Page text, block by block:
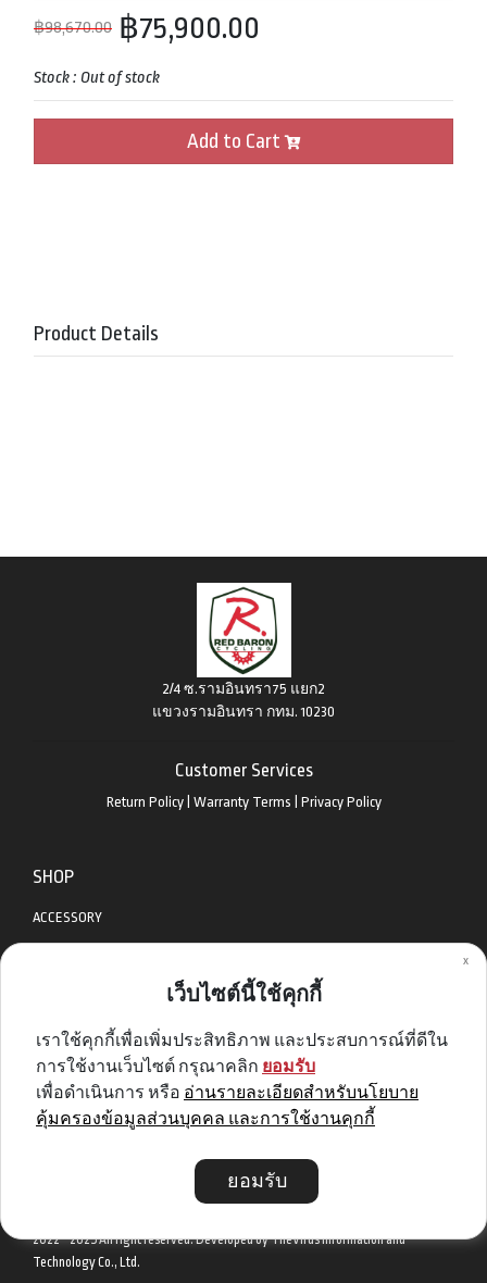
x
เว็บไซต์นี้ใช้คุกกี้
เราใช้คุกกี้เพื่อเพิ่มประสิทธิภาพ และประสบการณ์ที่ดีใน
การใช้งานเว็บไซต์ กรุณาคลิก ยอมรับ
เพื่อดำเนินการ หรือ อ่านรายละเอียดสำหรับนโยบาย
คุ้มครองข้อมูลส่วนบุคคล และการใช้งานคุกกี้
ยอมรับ
฿98,670.00 ฿75,900.00
Stock : Out of stock
Add to Cart
Product Details
2/4 ซ.รามอินทรา75 แยก2
แขวงรามอินทรา กทม. 10230
Customer Services
Return Policy| Warranty Terms Privacy Policy
SHOP
ACCESSORY
DIABLO BIKE
GET SPECIAL DEAL & OFFERS
Sign me up
2022 - 2025 All right reserved. Developed by TheVirus Information and
Technology Co., Ltd.